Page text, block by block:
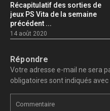
Récapitulatif des sorties de
jeux PS Vita de la semaine
précédent ...
14 août 2020
Répondre
Votre adresse e-mail ne sera
obligatoires sont indiqués avec